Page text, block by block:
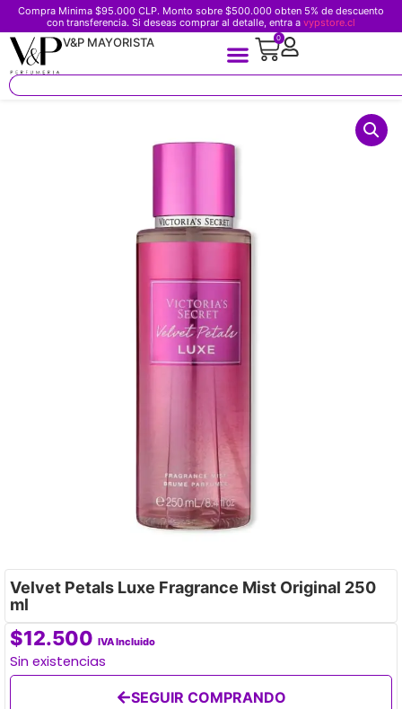
Compra Minima $95.000 CLP. Monto sobre $500.000 obten 5% de descuento
con transferencia. Si deseas comprar al detalle, entra a vypstore.cl
V&P MAYORISTA 0
Velvet Petals Luxe Fragrance Mist Original 250
ml
$12.500 IVA Incluido
Sin existencias
SEGUIR COMPRANDO